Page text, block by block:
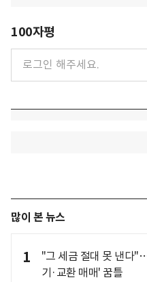
100자평
많이 본 뉴스
1
"그 세금 절대 못 낸다
기·교환 매매' 꿈틀